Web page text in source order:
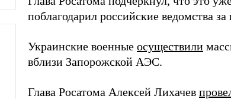
поблагодарил российские ведомства
Украинские военные осуществили
вблизи Запорожской АЭС.
Глава Росатома Алексей Лихачев